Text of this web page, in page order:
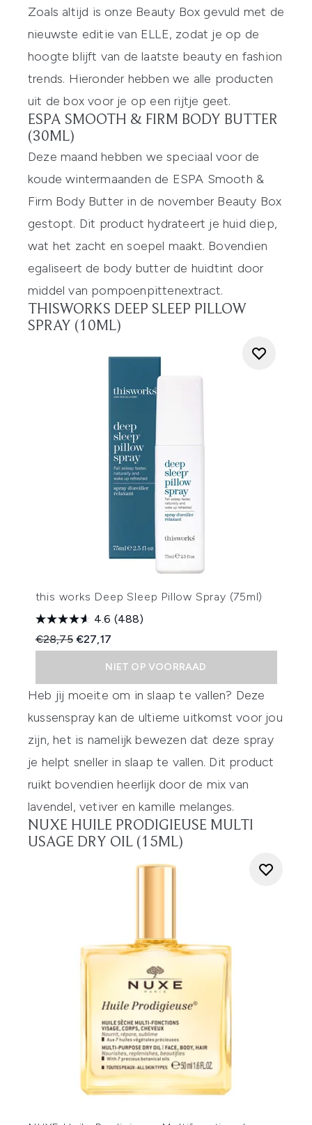
Zoals altijd is onze Beauty Box gevuld met de
nieuwste editie van ELLE, zodat je op de
hoogte blijft van de laatste beauty en fashion
trends. Hieronder hebben we alle producten
uit de box voor je op een rijtje geet.
ESPA SMOOTH & FIRM BODY BUTTER
(30ML)
Deze maand hebben we speciaal voor de
koude wintermaanden de ESPA Smooth &
Firm Body Butter in de november Beauty Box
gestopt. Dit product hydrateert je huid diep,
wat het zacht en soepel maakt. Bovendien
egaliseert de body butter de huidtint door
middel van pompoenpittenextract.
THISWORKS DEEP SLEEP PILLOW
SPRAY (10ML)
this works Deep Sleep Pillow Spray (75ml)
4.6 (488)
Recommended Retail Price:
€28,75 Huidige prijs:
€27,17
NIET OP VOORRAAD
Heb jij moeite om in slaap te vallen? Deze
kussenspray kan de ultieme uitkomst voor jou
zijn, het is namelijk bewezen dat deze spray
je helpt sneller in slaap te vallen. Dit product
ruikt bovendien heerlijk door de mix van
lavendel, vetiver en kamille melanges.
NUXE HUILE PRODIGIEUSE MULTI
USAGE DRY OIL (15ML)